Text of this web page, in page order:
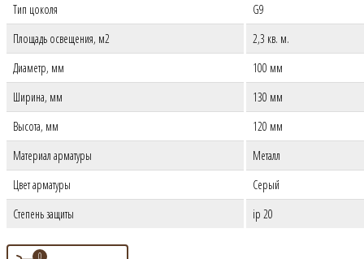
Тип цоколя
G9
Площадь освещения, м2
2,3 кв. м.
Диаметр, мм
100 мм
Ширина, мм
130 мм
Высота, мм
120 мм
Материал арматуры
Металл
Цвет арматуры
Серый
Степень защиты
ip 20
0